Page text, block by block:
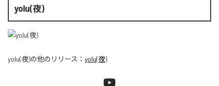
yolu(夜)
yolu(夜)の他のリリース： yolu(夜)